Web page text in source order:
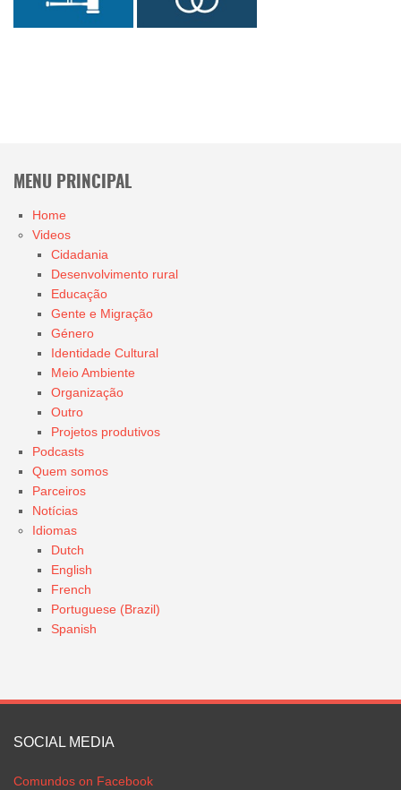
MENU PRINCIPAL
Home
Videos
Cidadania
Desenvolvimento rural
Educação
Gente e Migração
Género
Identidade Cultural
Meio Ambiente
Organização
Outro
Projetos produtivos
Podcasts
Quem somos
Parceiros
Notícias
Idiomas
Dutch
English
French
Portuguese (Brazil)
Spanish
SOCIAL MEDIA
Comundos on Facebook